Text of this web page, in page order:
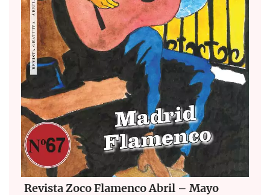
Revista Zoco Flamenco Abril – Mayo